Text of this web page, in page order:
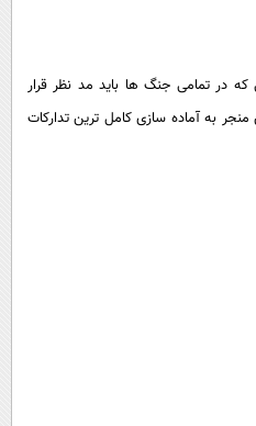
در تمامی جنگ ها باید مد نظر قرار
به آماده سازی کامل ترین تدارکات